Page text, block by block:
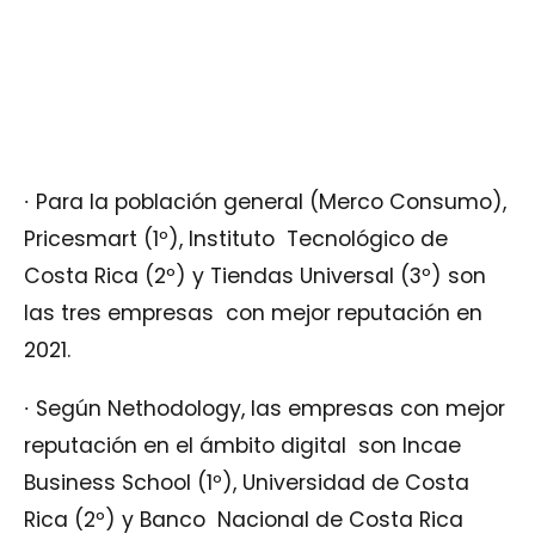
∙ Para la población general (Merco Consumo),
Pricesmart (1º), Instituto Tecnológico de
Costa Rica (2º) y Tiendas Universal (3º) son
las tres empresas con mejor reputación en
2021.
∙ Según Nethodology, las empresas con mejor
reputación en el ámbito digital son Incae
Business School (1º), Universidad de Costa
Rica (2º) y Banco Nacional de Costa Rica